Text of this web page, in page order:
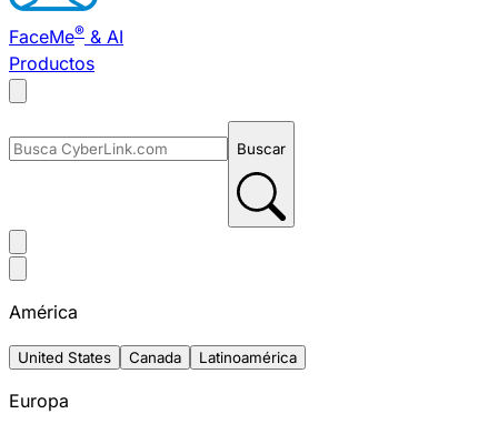
FaceMe® & AI
Productos
Buscar
América
United States Canada Latinoamérica
Europa